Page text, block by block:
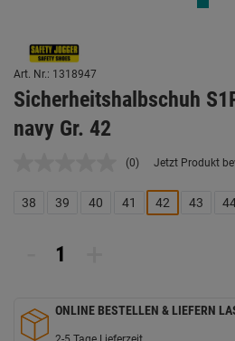
Art. Nr.: 1318947
Sicherheitshalbschuh
navy Gr. 42
Kein
Link
auf
(0) Jetzt Produkt
38 39 40 41 42 43
ONLINE BESTELLEN & LIEFERN